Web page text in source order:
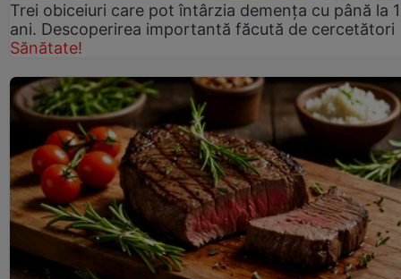
Trei obiceiuri care pot întârzia demența cu până la
ani. Descoperirea importantă făcută de cercetători
Sănătate!